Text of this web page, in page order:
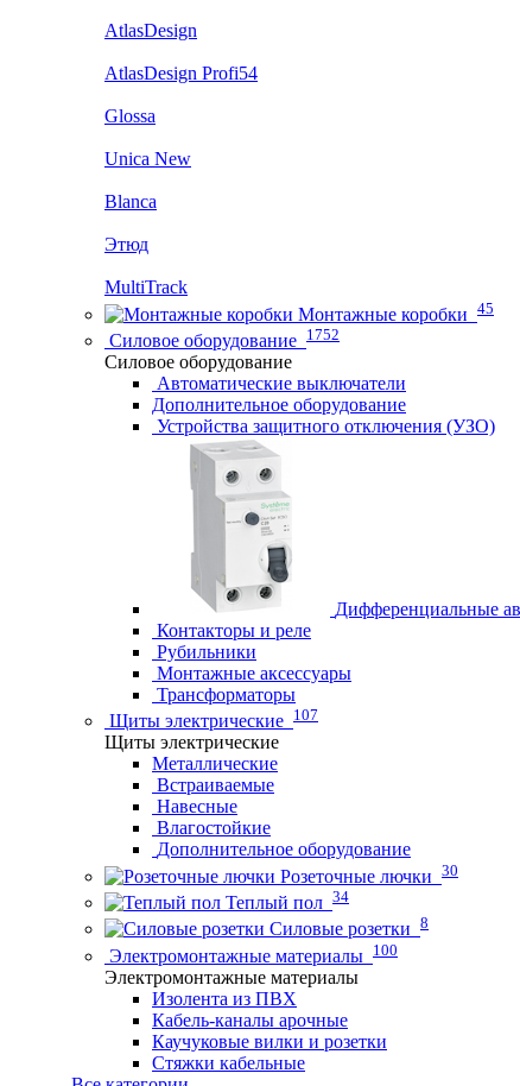
AtlasDesign
AtlasDesign Profi54
Glossa
Unica New
Blanca
Этюд
MultiTrack
Монтажные коробки 45
Силовое оборудование 1752
Силовое оборудование
Автоматические выключатели
Дополнительное оборудование
Устройства защитного отключения (УЗО)
Дифференциальные
Контакторы и реле
Рубильники
Монтажные аксессуары
Трансформаторы
Щиты электрические 107
Щиты электрические
Металлические
Встраиваемые
Навесные
Влагостойкие
Дополнительное оборудование
Розеточные лючки 30
Теплый пол 34
Силовые розетки 8
Электромонтажные материалы 100
Электромонтажные материалы
Изолента из ПВХ
Кабель-каналы арочные
Каучуковые вилки и розетки
Стяжки кабельные